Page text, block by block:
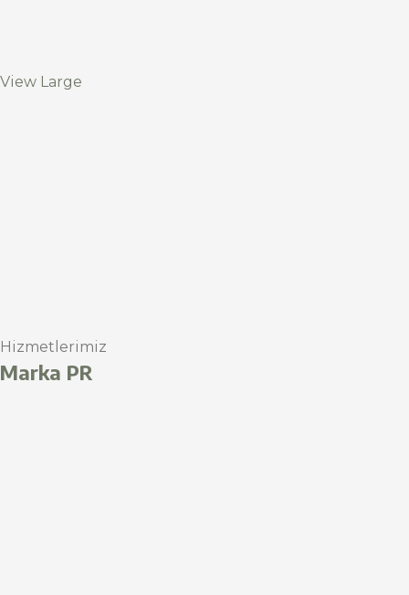
View Large
Hizmetlerimiz
Marka PR